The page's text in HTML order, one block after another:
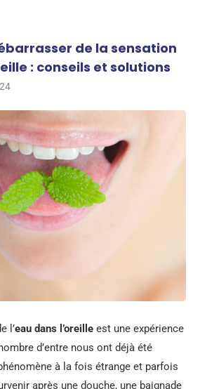
de la sensation
: conseils et solutions
l’eau dans l’oreille est une expérience
d’entre nous ont déjà été
à la fois étrange et parfois
après une douche, une baignade